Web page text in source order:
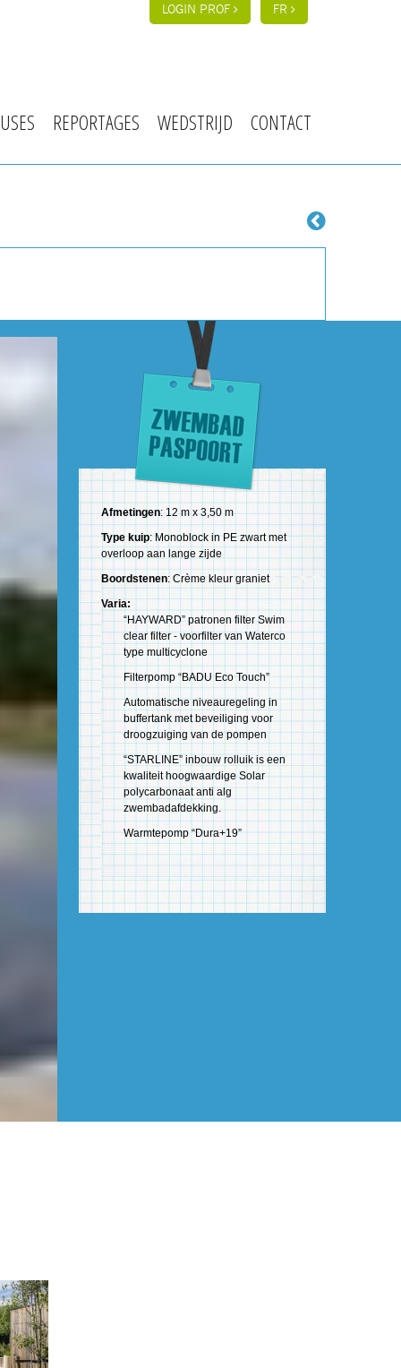
LOGIN PROF FR
REPORTAGES WEDSTRIJD CONTACT
Afmetingen: 12 m x 3,50 m
Type kuip: Monoblock in PE zwart met
overloop aan lange zijde
Boordstenen: Crème kleur graniet
Varia:
“HAYWARD” patronen filter Swim
clear filter - voorfilter van Waterco
type multicyclone
Filterpomp “BADU Eco Touch”
Automatische niveauregeling in
buffertank met beveiliging voor
droogzuiging van de pompen
“STARLINE” inbouw rolluik is een
kwaliteit hoogwaardige Solar
polycarbonaat anti alg
zwembadafdekking.
Warmtepomp “Dura+19”